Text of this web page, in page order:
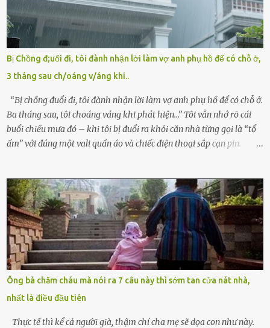
viện cớ “không đủ khả năng nuôi dưỡng” và ký vào giấy từ chối
quyền giám hộ, yêu cầu bệnh viện xử lý bé như một trường hợp bị
bỏ rơi. Trong khi ấy, con gái ruột của họ – Trần Lệ Mi – vẫn đang
mê man sau sinh, hoàn toàn không hay biết chuyện gì xảy ra.
Thiếu úy Nguyễn Thị Mai, một nữ cảnh sát công tác tại địa phương,
tình cờ chứng kiến giây phút bé bị đưa đi trong lặng lẽ. Nét mặt đỏ
hỏn, bàn tay bé xíu co quắp, ...
Bị Chồng đ;uổi đi, tôi đành nhận lời làm vợ anh phụ hồ để có chỗ ở,
3 tháng sau ch/oáng v/áng khi..
“Bị chồng đuổi đi, tôi đành nhận lời làm vợ anh phụ hồ để có chỗ ở.
Ba tháng sau, tôi choáng váng khi phát hiện…” Tôi vẫn nhớ rõ cái
buổi chiều mưa đó – khi tôi bị đuổi ra khỏi căn nhà từng gọi là “tổ
ấm” với đúng một vali quần áo và chiếc điện thoại sắp cạn pin.
cưới cô để có con. Không phải để nuôi một cái thân bất tài chỉ biết
khóc lóc,” anh ta gằn giọng, đẩy mạnh cánh cửa trước mặt tôi.
Tiếng cánh cửa đóng lại, vang lên như một bản án lạnh lùng. Tôi
đứng chết lặng giữa cơn mưa, không biết đi đâu, về đâu. Bố mẹ tôi
mất sớm. Tôi chẳng có anh chị em. Họ hàng cũng thưa thớt, chẳng
ai thân thiết đến mức có thể mở lòng cho tôi tá túc. Bạn bè? Ai cũng
bận rộn với gia đình riêng của họ. Tôi đã từng đặt cược cả thanh
xuân vào người chồng ấy – và giờ, tôi chỉ còn lại chính mình. Tôi lên
chiếc xe buýt cuối ngày, trốn chạy khỏi thành phố và nỗi đau. Tôi v...
Ông bà chăm cháu mà nói ra 7 câu này thì sớm tan cửa nát nhà,
nhất là điều đầu tiên
Thực tế thì kể cả người già, thậm chí cha mẹ sẽ dọa con như này.